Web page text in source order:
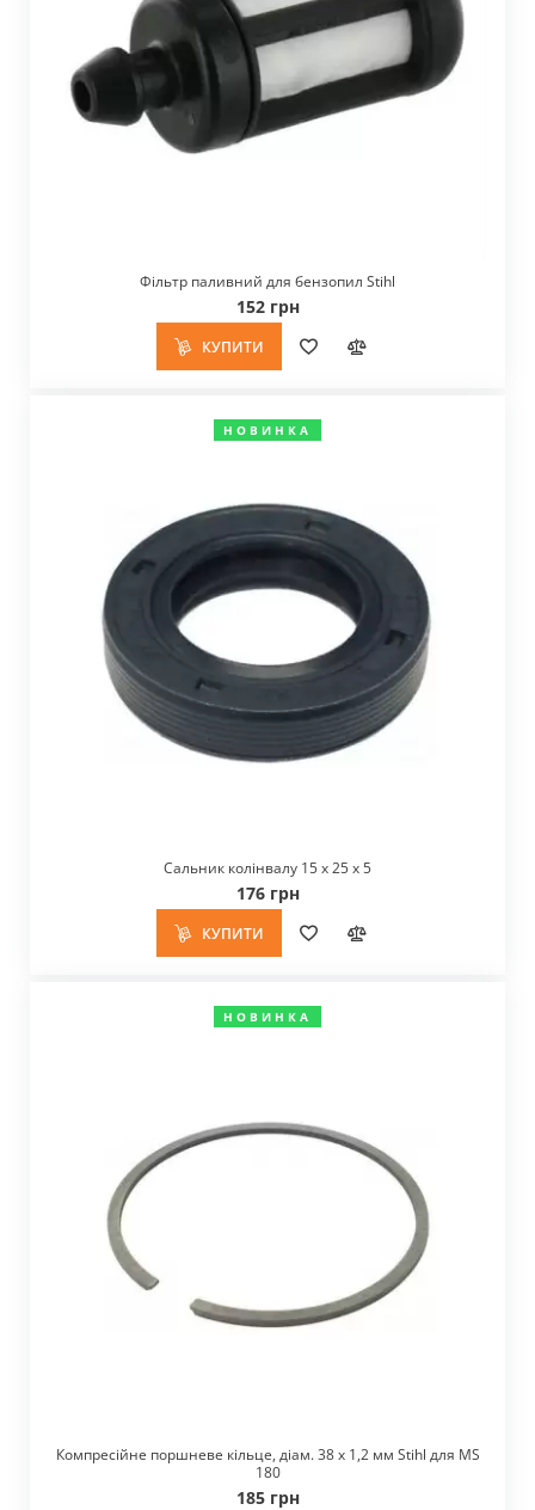
Фільтр паливний для бензопил Stihl
152 грн
КУПИТИ
НОВИНКА
Сальник колінвалу 15 х 25 х 5
176 грн
КУПИТИ
НОВИНКА
Компресійне поршневе кільце, діам. 38 х 1,2 мм Stihl для MS
180
185 грн